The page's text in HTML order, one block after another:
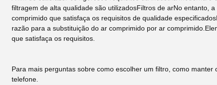
filtragem de alta qualidade são utilizadosFiltros de arNo entanto,
comprimido que satisfaça os requisitos de qualidade
razão para a substituição do ar comprimido por ar comprimido.
que satisfaça os requisitos.
Para mais perguntas sobre como escolher um filtro, como
telefone.